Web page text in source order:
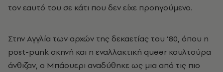
τον εαυτό του σε κάτι που δεν είχε προηγούμενο.
Στην Αγγλία των αρχών της δεκαετίας του ’80, όπου η
post-punk σκηνή και η εναλλακτική queer κουλτούρα
άνθιζαν, ο Μπάουερι αναδύθηκε ως μια από τις πιο